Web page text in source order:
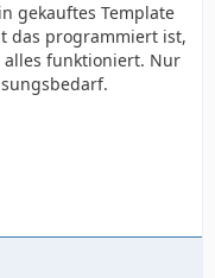
gekauftes Template
das programmiert ist,
funktioniert. Nur